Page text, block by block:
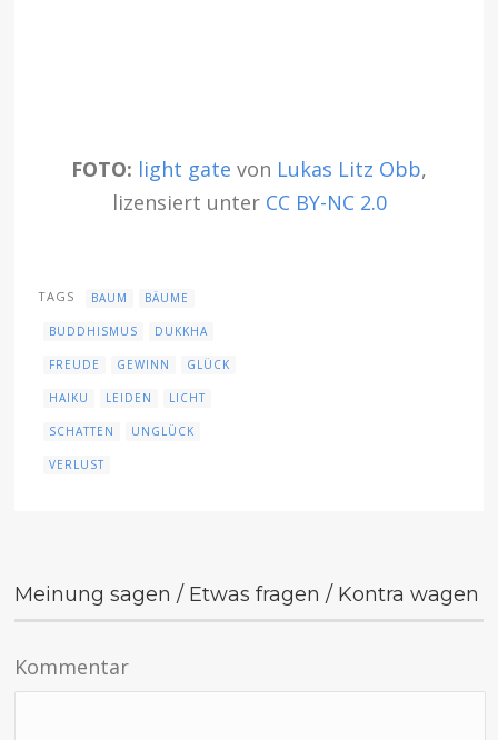
FOTO: light gate von Lukas Litz Obb,
lizensiert unter CC BY-NC 2.0
TAGS BAUM BÄUME
BUDDHISMUS DUKKHA
FREUDE GEWINN GLÜCK
HAIKU LEIDEN LICHT
SCHATTEN UNGLÜCK
VERLUST
Meinung sagen / Etwas fragen / Kontra wagen
Kommentar